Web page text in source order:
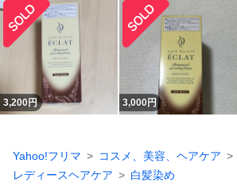
3,200円 3,000円
Yahoo!フリマ
コスメ、美容、ヘアケア
レディースヘアケア
白髪染め